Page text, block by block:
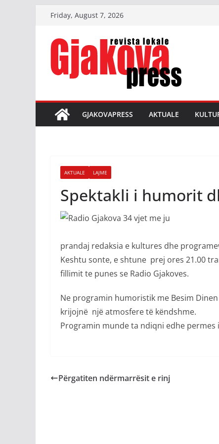
content
Friday, August 7, 2026
GJAKOVAPRESS AKTUALE
AKTUALE LAJME
Spektakli i humorit
prandaj redaksia e kultures dhe
Keshtu sonte, e shtune prej ores 21.00
fillimit te punes se Radio Gjakoves.
Ne programin humoristik me Besim
krijojnë një atmosfere të këndshme.
Programin munde ta ndiqni edhe
Përgatiten ndërmarrësit e rinj